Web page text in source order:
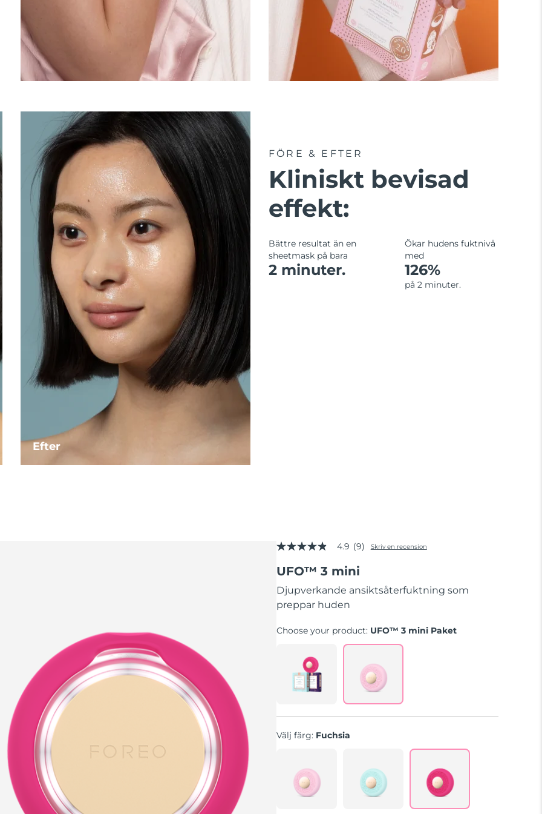
Efter
FÖRE & EFTER
Kliniskt bevisad
effekt:
Bättre resultat än en
sheetmask på bara
2 minuter.
Ökar hudens fuktnivå
med
126%
på 2 minuter.
4.9
5
stjärnor,
genomsnittligt
betyg.
Read
Reviews.
samma
4.9 (9) Skriv en recension
UFO™ 3 mini
Djupverkande ansiktsåterfuktning som
preppar huden
Choose your product: UFO™ 3 mini Paket
Välj färg: Fuchsia